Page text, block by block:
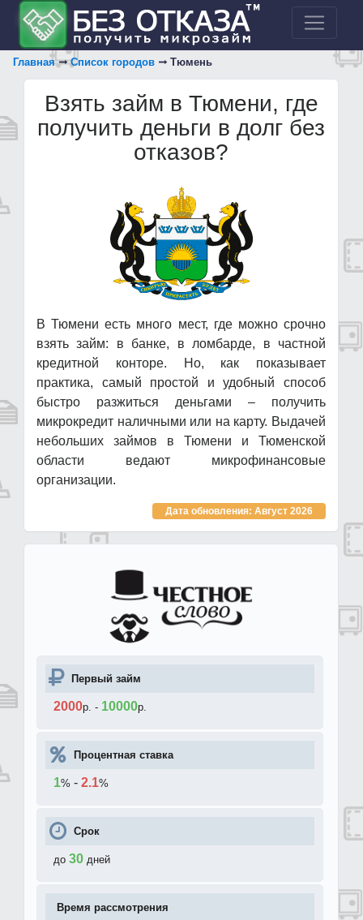
Главная Список городов Тюмень
Взять займ в Тюмени, где
получить деньги в долг без
отказов?
В Тюмени есть много мест, где можно срочно
взять займ: в банке, в ломбарде, в частной
кредитной конторе. Но, как показывает
практика, самый простой и удобный способ
быстро разжиться деньгами – получить
микрокредит наличными или на карту. Выдачей
небольших займов в Тюмени и Тюменской
области ведают микрофинансовые
организации.
Дата обновления: Август 2026
Первый займ
2000р. - 10000р.
Процентная ставка
1% - 2.1%
Срок
до 30 дней
Время рассмотрения